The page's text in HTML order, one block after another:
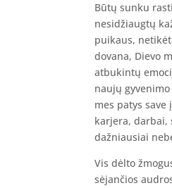
Būtų sunku
nesidžiaugtų
puikaus,
dovana, Dievo
atbukintų
naujų
mes patys
karjera, darbai,
dažniausiai
Vis dėlto
sėjančios